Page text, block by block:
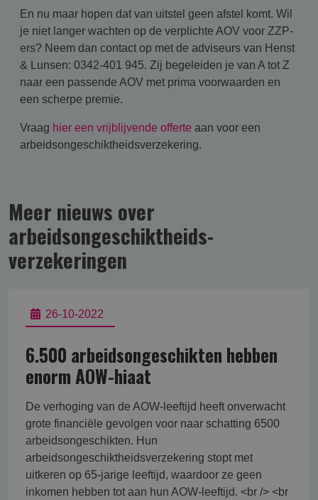
En nu maar hopen dat van uitstel geen afstel komt. Wil
je niet langer wachten op de verplichte AOV voor ZZP-
ers? Neem dan contact op met de adviseurs van Henst
& Lunsen: 0342-401 945. Zij begeleiden je van A tot Z
naar een passende AOV met prima voorwaarden en
een scherpe premie.
Vraag hier een vrijblijvende offerte aan voor een
arbeidsongeschiktheidsverzekering.
Meer nieuws over
arbeidsongeschikt­heids­
verzekering­en
26-10-2022
6.500 arbeidsongeschikten hebben
enorm AOW-hiaat
De verhoging van de AOW-leeftijd heeft onverwacht
grote financiële gevolgen voor naar schatting 6500
arbeidsongeschikten. Hun
arbeidsongeschiktheidsverzekering stopt met
uitkeren op 65-jarige leeftijd, waardoor ze geen
inkomen hebben tot aan hun AOW-leeftijd. <br /> <br